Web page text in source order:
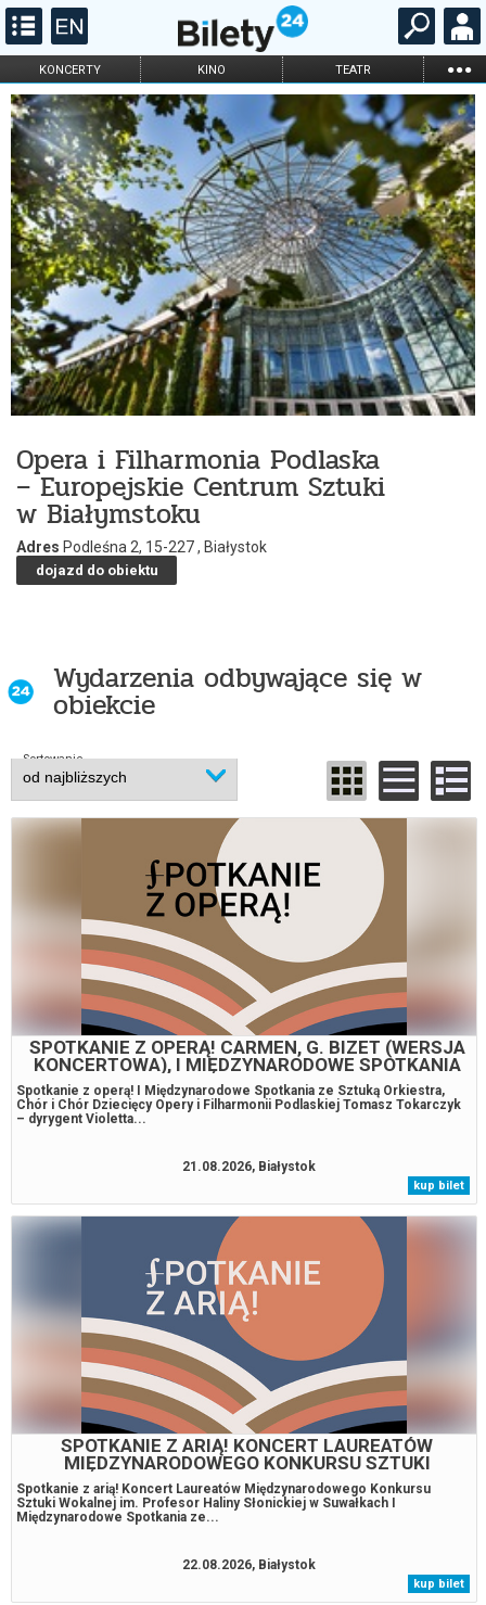
KONCERTY KINO TEATR ...
FILHARMONIA OPERA I BALET
KABARET I
STAND-UP
DLA DZIECI
ONLINE KARNETY
Opera i Filharmonia Podlaska
– Europejskie Centrum Sztuki
w Białymstoku
Adres Podleśna 2, 15-227 , Białystok
dojazd do obiektu
Wydarzenia odbywające się w
obiekcie
Sortowanie
SPOTKANIE Z OPERĄ! CARMEN, G. BIZET (WERSJA
KONCERTOWA), I MIĘDZYNARODOWE SPOTKANIA
ZE SZTUKĄ
Spotkanie z operą! I Międzynarodowe Spotkania ze Sztuką Orkiestra,
Chór i Chór Dziecięcy Opery i Filharmonii Podlaskiej Tomasz Tokarczyk
– dyrygent Violetta...
21.08.2026, Białystok
kup bilet
SPOTKANIE Z ARIĄ! KONCERT LAUREATÓW
MIĘDZYNARODOWEGO KONKURSU SZTUKI
WOKALNEJ IM. PROFESOR HALINY SŁONICKIEJ W
SUWAŁKACH, I MIĘDZYNARODOWE SPOTKANIA Z
Spotkanie z arią! Koncert Laureatów Międzynarodowego Konkursu
Sztuki Wokalnej im. Profesor Haliny Słonickiej w Suwałkach I
Międzynarodowe Spotkania ze...
22.08.2026, Białystok
kup bilet